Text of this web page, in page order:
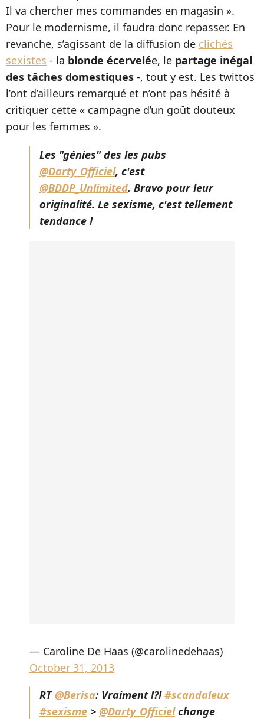
Il va chercher mes commandes en magasin ».
Pour le modernisme, il faudra donc repasser. En
revanche, s’agissant de la diffusion de clichés
sexistes - la blonde écervelée, le partage inégal
des tâches domestiques -, tout y est. Les twittos
l’ont d’ailleurs remarqué et n’ont pas hésité à
critiquer cette « campagne d’un goût douteux
pour les femmes ».
Les "génies" des les pubs
@Darty_Officiel, c'est
@BDDP_Unlimited. Bravo pour leur
originalité. Le sexisme, c'est tellement
tendance !
— Caroline De Haas (@carolinedehaas)
October 31, 2013
RT@Berisa: Vraiment !?!#scandaleux
#sexisme > @Darty_Officielchange